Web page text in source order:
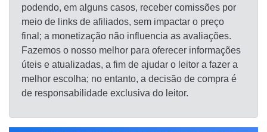
podendo, em alguns casos, receber comissões por
meio de links de afiliados, sem impactar o preço
final; a monetização não influencia as avaliações.
Fazemos o nosso melhor para oferecer informações
úteis e atualizadas, a fim de ajudar o leitor a fazer a
melhor escolha; no entanto, a decisão de compra é
de responsabilidade exclusiva do leitor.